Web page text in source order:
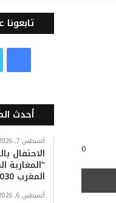
0
س
ب
و
ك
أحدث
أغسطس 7, 2026
الاحتفال
المغرب 2030”
أغسطس 6, 2026